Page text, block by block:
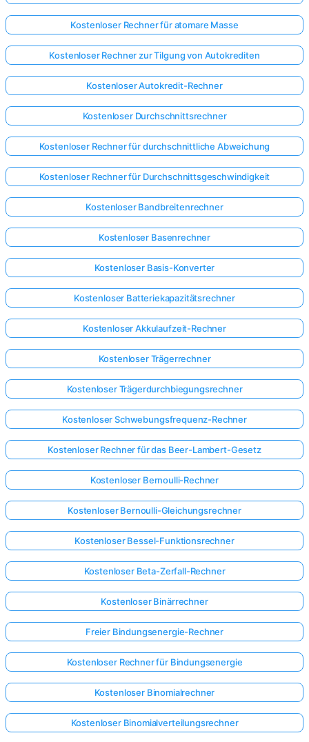
Noch
keine
Stellen
Sie
erste
Frage
Kostenloser Rechner für atomare Masse
Kostenloser Rechner zur Tilgung von Autokrediten
Kostenloser Autokredit-Rechner
Kostenloser Durchschnittsrechner
Kostenloser Rechner für durchschnittliche Abweichung
Kostenloser Rechner für Durchschnittsgeschwindigkeit
Kostenloser Bandbreitenrechner
Kostenloser Basenrechner
Kostenloser Basis-Konverter
Kostenloser Batteriekapazitätsrechner
Kostenloser Akkulaufzeit-Rechner
Kostenloser Trägerrechner
Kostenloser Trägerdurchbiegungsrechner
Kostenloser Schwebungsfrequenz-Rechner
Kostenloser Rechner für das Beer-Lambert-Gesetz
Kostenloser Bernoulli-Rechner
Kostenloser Bernoulli-Gleichungsrechner
Kostenloser Bessel-Funktionsrechner
Kostenloser Beta-Zerfall-Rechner
Kostenloser Binärrechner
Freier Bindungsenergie-Rechner
Kostenloser Rechner für Bindungsenergie
Kostenloser Binomialrechner
Kostenloser Binomialverteilungsrechner